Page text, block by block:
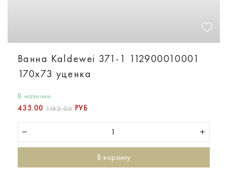
Ванна Kaldewei 371-1 112900010001
170х73 уценка
В наличии
435.00 1185.00 РУБ
В корзину